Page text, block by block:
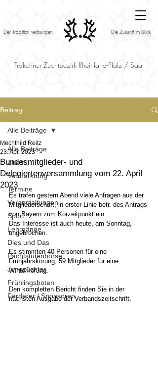
Der Tradition verbunden Die Zukunft im Blick
Trakehner Zuchtbezirk Rheinland-Pfalz / Saar
Beitrag
Alle Beiträge
Zucht
Vermarktung
Termine
Veranstaltungen
Sport
Lehrgänge
Dies und Das
Pachtstutenbörse
Jungzüchter
Frühlingsboten
Förderer / Sponsoren
Alle Beiträge
Bundesmitglieder- und
Delegiertenversammlung vom 22. April
2023
Mechthild Reitz
23. Apr. 2023
Es trafen gestern Abend viele Anfragen aus der
Mitgliederschaft, in erster Linie betr. des Antrags
von Bayern zum Körzeitpunkt ein.
Das Interesse ist auch heute, am Sonntag,
ungebrochen.
Es stimmten 40 Personen für eine
Frühjahrskörung, 59 Mitglieder für eine
Winterkörung.
Den kompletten Bericht finden Sie in der
nächsten Ausgabe der Verbandszeitschrift.